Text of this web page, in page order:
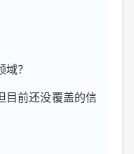
？
目前还没覆盖的信